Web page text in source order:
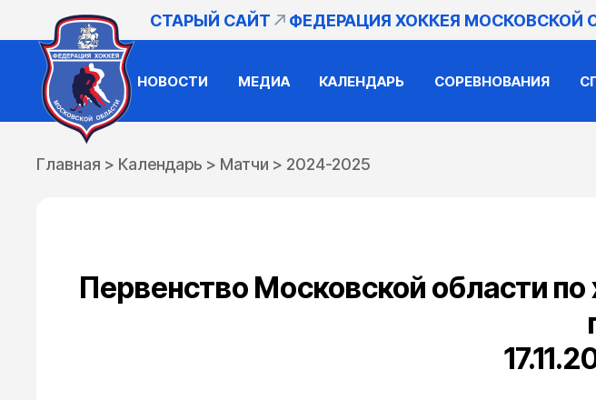
СТАРЫЙ САЙТ ФЕДЕРАЦИЯ ХОККЕЯ МОСКОВСКОЙ
НОВОСТИ МЕДИА КАЛЕНДАРЬ СОРЕВНОВАНИЯ
Главная > Календарь > Матчи > 2024-2025
Первенство Московской области